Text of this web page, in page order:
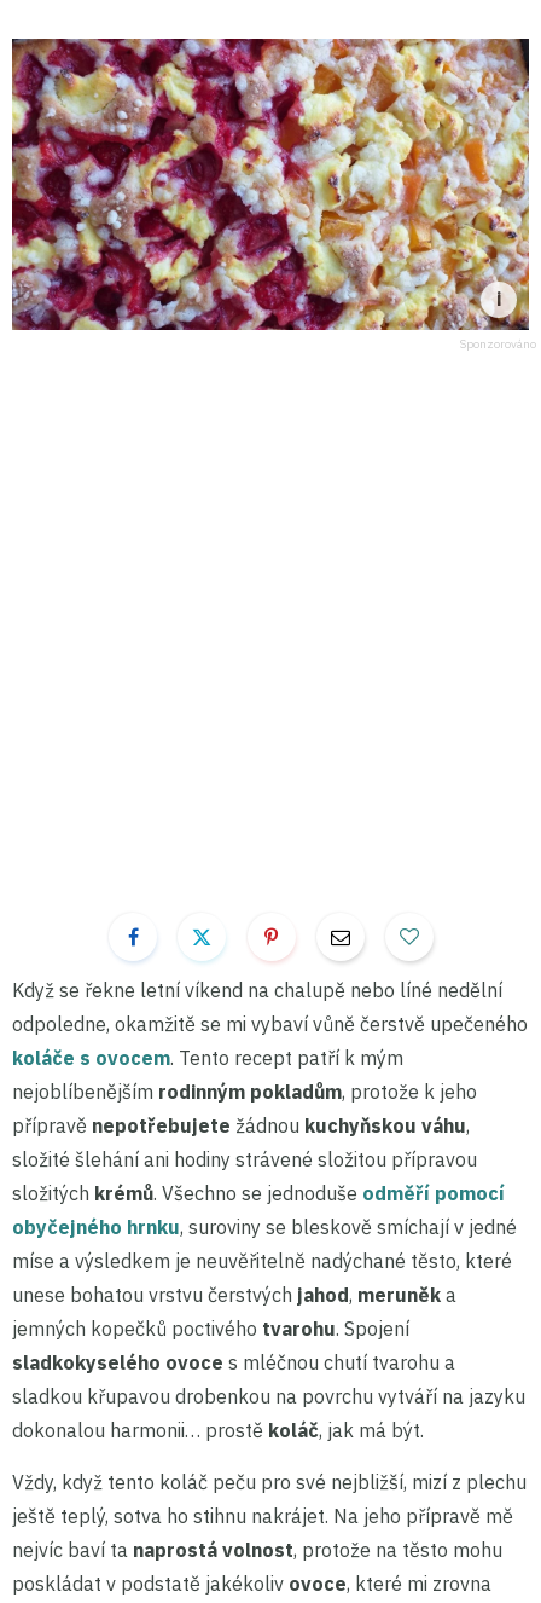
Když se řekne letní víkend na chalupě nebo líné nedělní
odpoledne, okamžitě se mi vybaví vůně čerstvě upečeného
koláče s ovocem. Tento recept patří k mým
nejoblíbenějším rodinným pokladům, protože k jeho
přípravě nepotřebujete žádnou kuchyňskou váhu,
složité šlehání ani hodiny strávené složitou přípravou
složitých krémů. Všechno se jednoduše odměří pomocí
obyčejného hrnku, suroviny se bleskově smíchají v jedné
míse a výsledkem je neuvěřitelně nadýchané těsto, které
unese bohatou vrstvu čerstvých jahod, meruněk a
jemných kopečků poctivého tvarohu. Spojení
sladkokyselého ovoce s mléčnou chutí tvarohu a
sladkou křupavou drobenkou na povrchu vytváří na jazyku
dokonalou harmonii… prostě koláč, jak má být.
Vždy, když tento koláč peču pro své nejbližší, mizí z plechu
ještě teplý, sotva ho stihnu nakrájet. Na jeho přípravě mě
nejvíc baví ta naprostá volnost, protože na těsto mohu
poskládat v podstatě jakékoliv ovoce, které mi zrovna